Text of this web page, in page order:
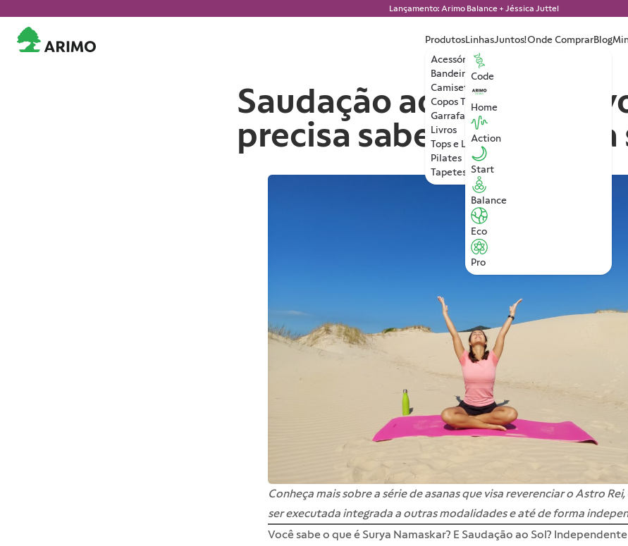
Lançamento: Arimo Balance + Jéssica Juttel
Produtos
Acessórios
Bandeiras
Camisetas
Copos Térmicos
Garrafa de Água
Livros
Tops e Leggings
Pilates
Tapetes de Yoga
Linhas
Code
Home
Action
Start
Balance
Eco
Pro
Juntos!Onde ComprarBlog
Saudação ao sol: o que
precisa saber sobre essa
Conheça mais sobre a série de asanas que visa reverenciar o Astro
ser executada integrada a outras modalidades e até de forma
Você sabe o que é Surya Namaskar? E Saudação ao Sol?